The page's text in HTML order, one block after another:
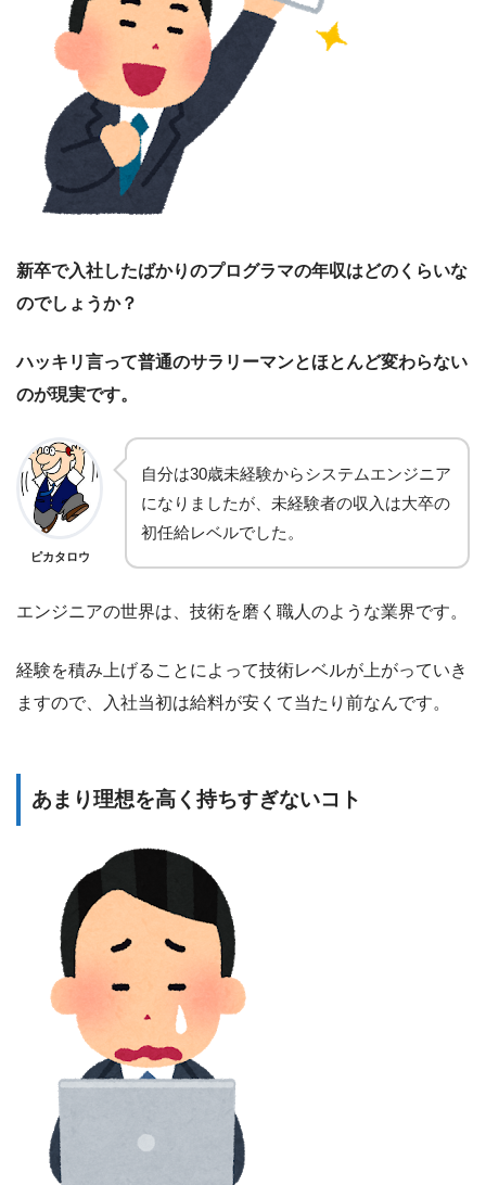
新卒で入社したばかりのプログラマの年収はどのくらいな
のでしょうか？
ハッキリ言って普通のサラリーマンとほとんど変わらない
のが現実です。
ピカタロウ
自分は30歳未経験からシステムエンジニア
になりましたが、未経験者の収入は大卒の
初任給レベルでした。
エンジニアの世界は、技術を磨く職人のような業界です。
経験を積み上げることによって技術レベルが上がっていき
ますので、入社当初は給料が安くて当たり前なんです。
あまり理想を高く持ちすぎないコト